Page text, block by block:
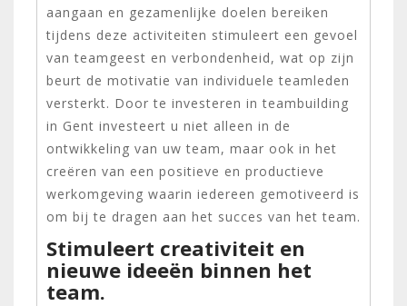
aangaan en gezamenlijke doelen bereiken
tijdens deze activiteiten stimuleert een gevoel
van teamgeest en verbondenheid, wat op zijn
beurt de motivatie van individuele teamleden
versterkt. Door te investeren in teambuilding
in Gent investeert u niet alleen in de
ontwikkeling van uw team, maar ook in het
creëren van een positieve en productieve
werkomgeving waarin iedereen gemotiveerd is
om bij te dragen aan het succes van het team.
Stimuleert creativiteit en
nieuwe ideeën binnen het
team.